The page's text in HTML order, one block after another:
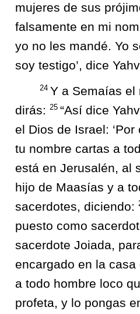
mujeres de sus
falsamente en mi
yo no les mandé. Yo
soy testigo’, dice
24 Y a Semaías el
dirás: 25 “Así dice
el Dios de Israel:
tu nombre cartas a
está en Jerusalén, al
hijo de Maasías y a
sacerdotes, diciendo:
puesto como
sacerdote Joiada,
encargado en la casa
a todo hombre loco
profeta, y lo pongas